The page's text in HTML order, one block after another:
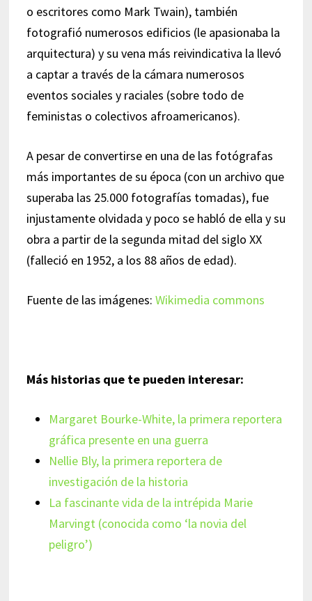
o escritores como Mark Twain), también
fotografió numerosos edificios (le apasionaba la
arquitectura) y su vena más reivindicativa la llevó
a captar a través de la cámara numerosos
eventos sociales y raciales (sobre todo de
feministas o colectivos afroamericanos).
A pesar de convertirse en una de las fotógrafas
más importantes de su época (con un archivo que
superaba las 25.000 fotografías tomadas), fue
injustamente olvidada y poco se habló de ella y su
obra a partir de la segunda mitad del siglo XX
(falleció en 1952, a los 88 años de edad).
Fuente de las imágenes: Wikimedia commons
Más historias que te pueden interesar:
Margaret Bourke-White, la primera reportera
gráfica presente en una guerra
Nellie Bly, la primera reportera de
investigación de la historia
La fascinante vida de la intrépida Marie
Marvingt (conocida como ‘la novia del
peligro’)